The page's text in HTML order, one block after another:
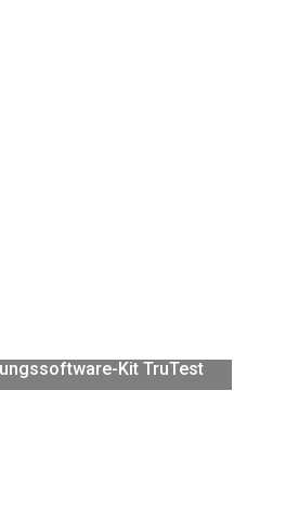
Kit TruTest